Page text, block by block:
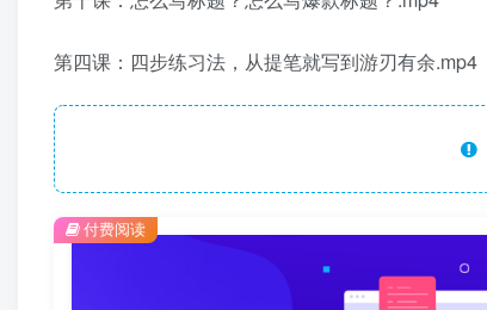
第四课：四步练习法，从提笔就写到游刃有余.mp4
付费阅读